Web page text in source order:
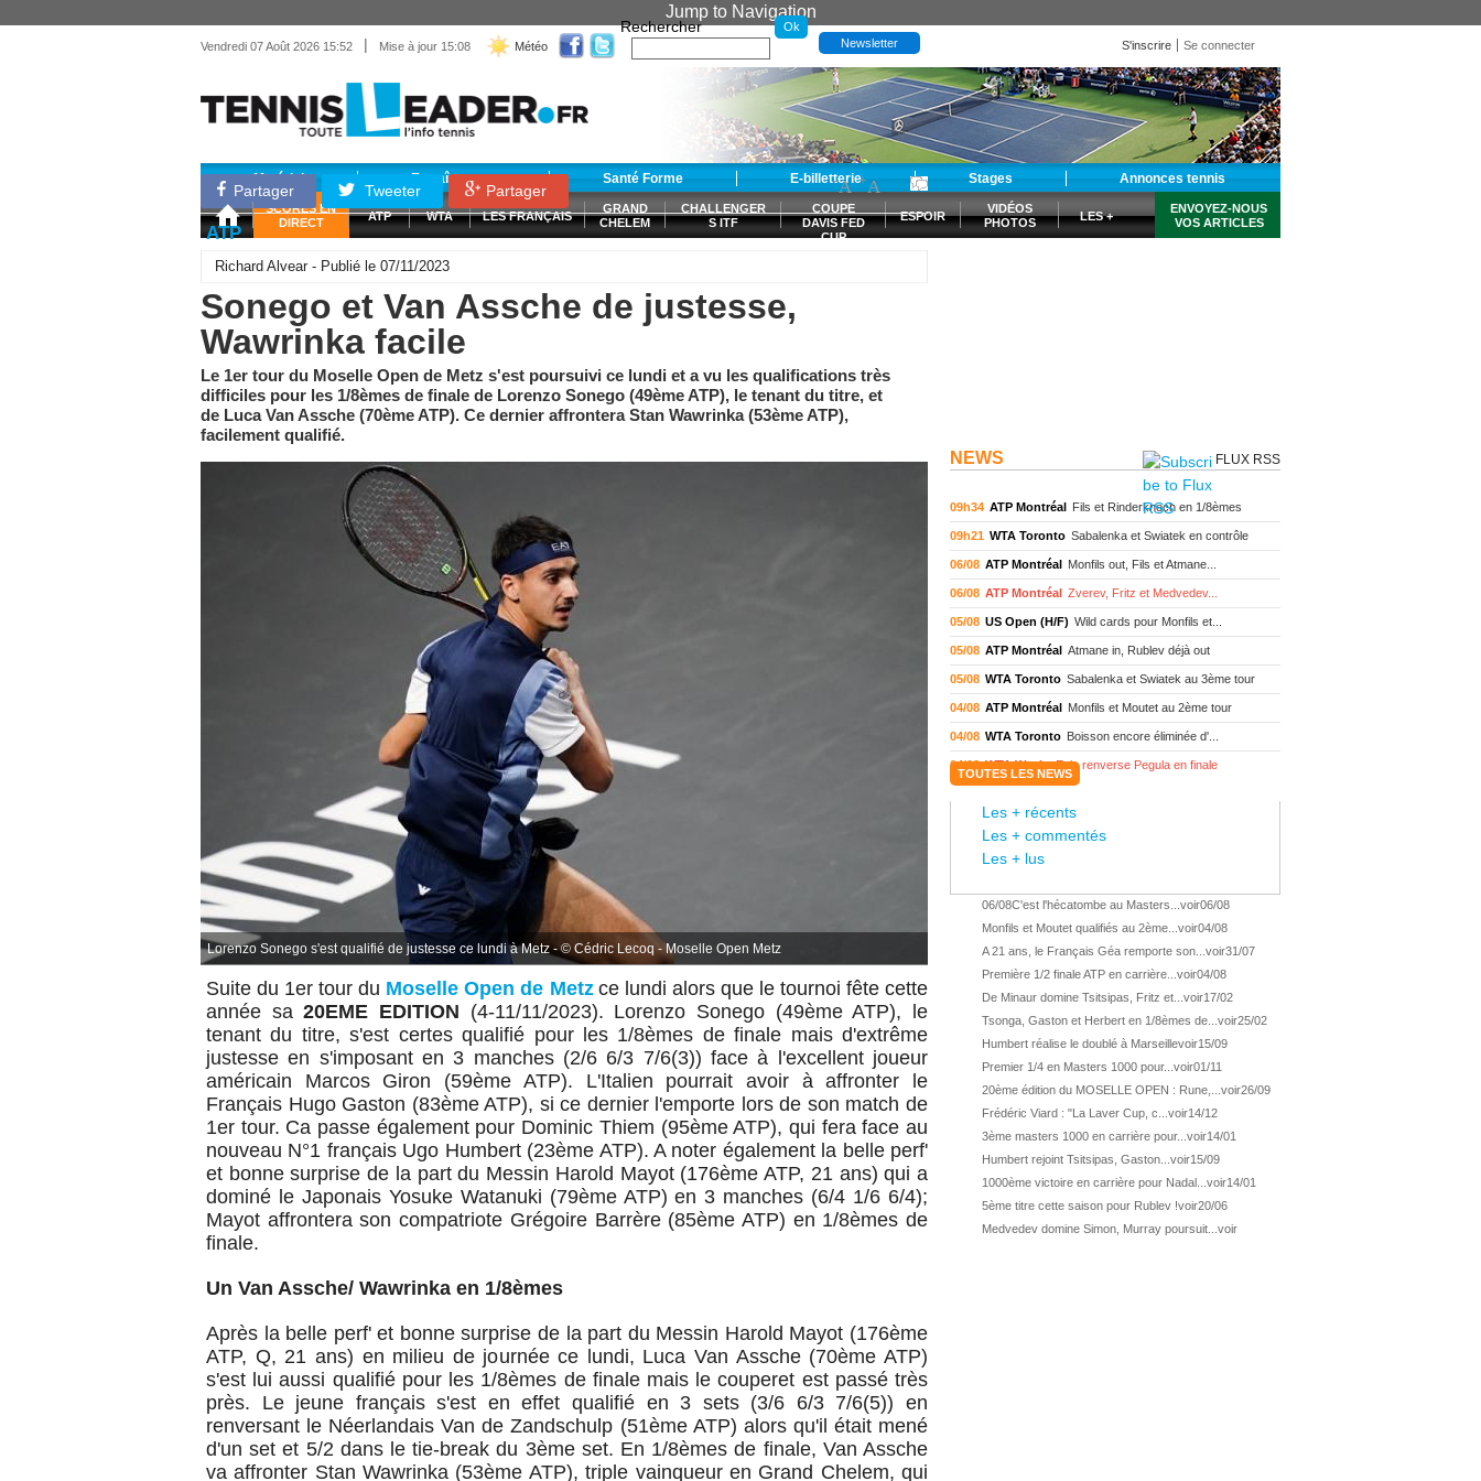
Jump to Navigation
Vendredi 07 Août 2026 15:52 | Mise à jour 15:08 Météo
Rechercher
Newsletter S'inscrire Se connecter
Matériel Entraînement Santé Forme E-billetterie Stages Annonces tennis
SCORES EN
DIRECT
ATP WTA LES FRANÇAIS
GRAND
CHELEM
CHALLENGER
S ITF
COUPE
DAVIS FED
CUP
ESPOIR
VIDÉOS
PHOTOS
LES +
ENVOYEZ-NOUS
VOS ARTICLES
Partager Tweeter Partager
-A +A
ATP
Richard Alvear - Publié le 07/11/2023
Sonego et Van Assche de justesse,
Wawrinka facile
Le 1er tour du Moselle Open de Metz s'est poursuivi ce lundi et a vu les qualifications très
difficiles pour les 1/8èmes de finale de Lorenzo Sonego (49ème ATP), le tenant du titre, et
de Luca Van Assche (70ème ATP). Ce dernier affrontera Stan Wawrinka (53ème ATP),
facilement qualifié.
Lorenzo Sonego s'est qualifié de justesse ce lundi à Metz - © Cédric Lecoq - Moselle Open Metz
Suite du 1er tourdu Moselle Open de Metz ce lundi alors que le tournoi fête cette
année sa20EME EDITION (4-11/11/2023). Lorenzo Sonego (49ème ATP), le
tenant du titre, s'est certes qualifié pour les 1/8èmes de finale mais d'extrême
justesse en s'imposant en 3 manches (2/6 6/3 7/6(3)) face à l'excellent joueur
américain Marcos Giron (59ème ATP). L'Italien pourrait avoir à affronter le
Français Hugo Gaston (83ème ATP), si ce dernier l'emporte lors de son match de
1er tour. Ca passe également pour Dominic Thiem (95ème ATP), qui fera face au
nouveau N°1 français Ugo Humbert (23ème ATP). A noter également la belle perf'
et bonne surprise de la part du Messin Harold Mayot (176ème ATP, 21 ans) qui a
dominé le Japonais Yosuke Watanuki (79ème ATP) en 3 manches (6/4 1/6 6/4);
Mayot affrontera son compatriote Grégoire Barrère (85ème ATP) en 1/8èmes de
finale.
Un Van Assche/ Wawrinka en 1/8èmes
Après la belle perf' et bonne surprise de la part du Messin Harold Mayot (176ème
ATP, Q, 21 ans) en milieu de journée ce lundi, Luca Van Assche (70ème ATP)
s'est lui aussi qualifié pour les 1/8èmes de finale mais le couperet est passé très
près. Le jeune français s'est en effet qualifié en 3 sets (3/6 6/3 7/6(5)) en
renversant le Néerlandais Van de Zandschulp (51ème ATP) alors qu'il était mené
d'un set et 5/2 dans le tie-break du 3ème set. En 1/8èmes de finale, Van Assche
va affronter StanWawrinka (53ème ATP), triple vainqueur en Grand Chelem, qui
NEWS FLUX RSS
09h34 ATP Montréal Fils et Rinderknech en 1/8èmes
09h21 WTA Toronto Sabalenka et Swiatek en contrôle
06/08 ATP Montréal Monfils out, Fils et Atmane...
06/08 ATP Montréal Zverev, Fritz et Medvedev...
05/08 US Open (H/F) Wild cards pour Monfils et...
05/08 ATP Montréal Atmane in, Rublev déjà out
05/08 WTA Toronto Sabalenka et Swiatek au 3ème tour
04/08 ATP Montréal Monfils et Moutet au 2ème tour
04/08 WTA Toronto Boisson encore éliminée d'...
04/08 WTA Wash. Eala renverse Pegula en finale
WTA Memphis Liutova, 16 ans et déjà titrée
ATP Wash.
WTA Wash. Eala domine Svitolina
ATP Wash. De Minaur éliminé en 1/4
ATP Los Cabos 1ère 1/2 finale pour Géa
WTA Washington Svitolina et Pegula en 1/4
ATP Wash. Pas de 1/4 pour Humbert et Atmane
ATP Washington De Minaur domine Tsitsipas
WTA Washington Fernandez débute bien
ATP Washington Fritz et Musetti en 1/8èmes
ATP Estoril Van Assche remporte son 1er...
TOUTES LES NEWS
Les + récents
Les + commentés
Les + lus
06/08C'est l'hécatombe au Masters... voir06/08
Monfils et Moutet qualifiés au 2ème... voir04/08
A 21 ans, le Français Géa remporte son... voir31/07
Première 1/2 finale ATP en carrière... voir04/08
De Minaur domine Tsitsipas, Fritz et... voir17/02
Tsonga, Gaston et Herbert en 1/8èmes de... voir25/02
Humbert réalise le doublé à Marseillevoir15/09
Premier 1/4 en Masters 1000 pour... voir01/11
20ème édition du MOSELLE OPEN : Rune,... voir26/09
Frédéric Viard : "La Laver Cup, c... voir14/12
3ème masters 1000 en carrière pour... voir14/01
Humbert rejoint Tsitsipas, Gaston... voir15/09
1000ème victoire en carrière pour Nadal... voir14/01
5ème titre cette saison pour Rublev !voir20/06
Medvedev domine Simon, Murray poursuit... voir